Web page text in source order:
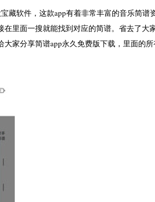
藏软件，这款app有着非常丰富的音乐简谱
里面一搜就能找到对应的简谱。省去了大
家分享简谱app永久免费版下载，里面的